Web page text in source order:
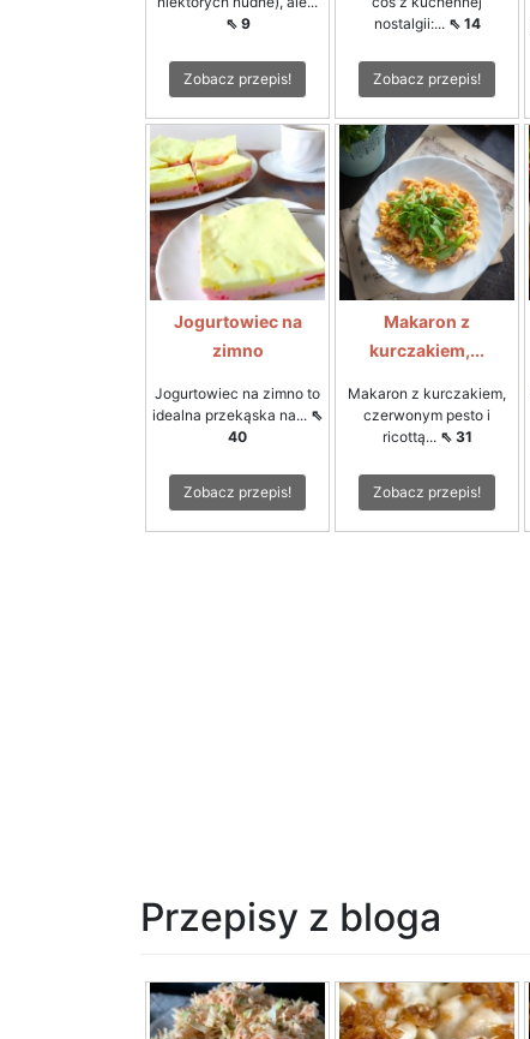
⇖ 9
Zobacz przepis!
nostalgii:... ⇖ 14
Zobacz przepis!
Jogurtowiec na
zimno
Jogurtowiec na zimno to
idealna przekąska na... ⇖
40
Zobacz przepis!
Makaron z
kurczakiem,...
Makaron z kurczakiem,
czerwonym pesto i
ricottą... ⇖ 31
Zobacz przepis!
Przepisy z bloga